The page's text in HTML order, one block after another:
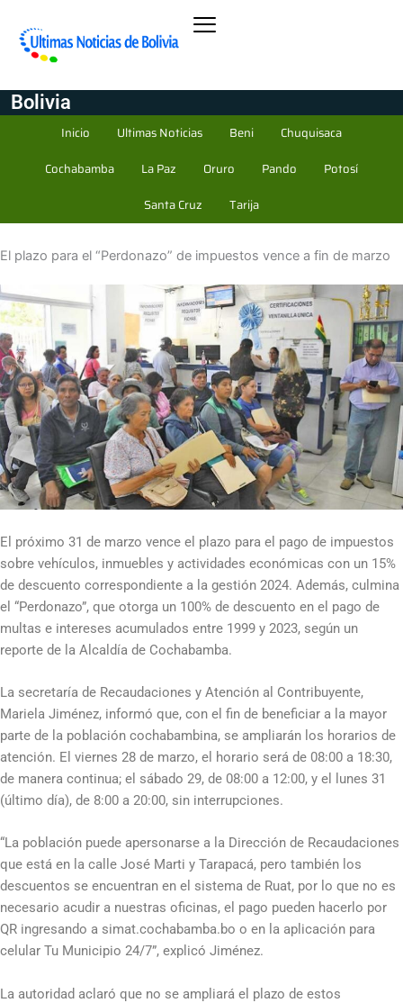
Bolivia
Inicio Ultimas Noticias Beni
Chuquisaca
Cochabamba
La Paz Oruro Pando
Potosí
Santa Cruz
Tarija
El plazo para el “Perdonazo” de impuestos vence a fin de marzo
El próximo 31 de marzo vence el plazo para el pago de impuestos
sobre vehículos, inmuebles y actividades económicas con un 15%
de descuento correspondiente a la gestión 2024. Además, culmina
el “Perdonazo”, que otorga un 100% de descuento en el pago de
multas e intereses acumulados entre 1999 y 2023, según un
reporte de la Alcaldía de Cochabamba.
La secretaría de Recaudaciones y Atención al Contribuyente,
Mariela Jiménez, informó que, con el fin de beneficiar a la mayor
parte de la población cochabambina, se ampliarán los horarios de
atención. El viernes 28 de marzo, el horario será de 08:00 a 18:30,
de manera continua; el sábado 29, de 08:00 a 12:00, y el lunes 31
(último día), de 8:00 a 20:00, sin interrupciones.
“La población puede apersonarse a la Dirección de Recaudaciones
que está en la calle José Marti y Tarapacá, pero también los
descuentos se encuentran en el sistema de Ruat, por lo que no es
necesario acudir a nuestras oficinas, el pago pueden hacerlo por
QR ingresando a simat.cochabamba.bo o en la aplicación para
celular Tu Municipio 24/7”, explicó Jiménez.
La autoridad aclaró que no se ampliará el plazo de estos